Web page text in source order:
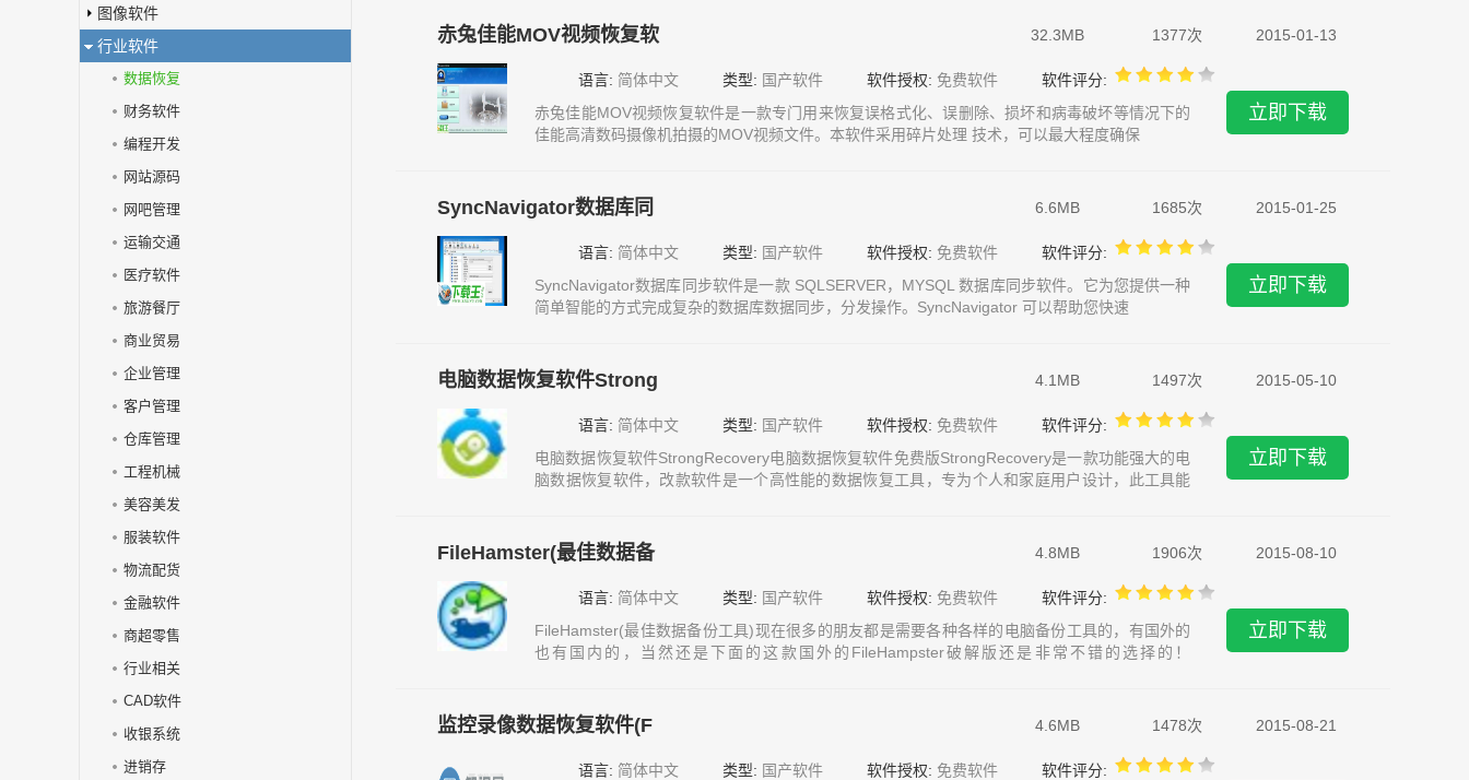
图像软件
行业软件
数据恢复
财务软件
编程开发
网站源码
网吧管理
运输交通
医疗软件
旅游餐厅
商业贸易
企业管理
客户管理
仓库管理
工程机械
美容美发
服装软件
物流配货
金融软件
商超零售
行业相关
CAD软件
收银系统
进销存
赤兔佳能MOV视频恢复软 32.3MB 1377次 2015-01-13
语言: 简体中文 类型: 国产软件 软件授权: 免费软件
软件评分:
赤兔佳能MOV视频恢复软件是一款专门用来恢复误格式化、误删除、损坏和病毒破坏等情况下的
佳能高清数码摄像机拍摄的MOV视频文件。本软件采用碎片处理 技术，可以最大程度确保
立即下载
SyncNavigator数据库同 6.6MB 1685次 2015-01-25
语言: 简体中文 类型: 国产软件 软件授权: 免费软件
软件评分:
SyncNavigator数据库同步软件是一款 SQLSERVER，MYSQL 数据库同步软件。它为您提供一种
简单智能的方式完成复杂的数据库数据同步，分发操作。SyncNavigator 可以帮助您快速
立即下载
电脑数据恢复软件Strong 4.1MB 1497次 2015-05-10
语言: 简体中文 类型: 国产软件 软件授权: 免费软件
软件评分:
电脑数据恢复软件StrongRecovery电脑数据恢复软件免费版StrongRecovery是一款功能强大的电
脑数据恢复软件，改款软件是一个高性能的数据恢复工具，专为个人和家庭用户设计，此工具能
立即下载
FileHamster(最佳数据备 4.8MB 1906次 2015-08-10
语言: 简体中文 类型: 国产软件 软件授权: 免费软件
软件评分:
FileHamster(最佳数据备份工具)现在很多的朋友都是需要各种各样的电脑备份工具的，有国外的
也有国内的，当然还是下面的这款国外的FileHampster破解版还是非常不错的选择的！
立即下载
监控录像数据恢复软件(F 4.6MB 1478次 2015-08-21
语言: 简体中文 类型: 国产软件 软件授权: 免费软件
软件评分: